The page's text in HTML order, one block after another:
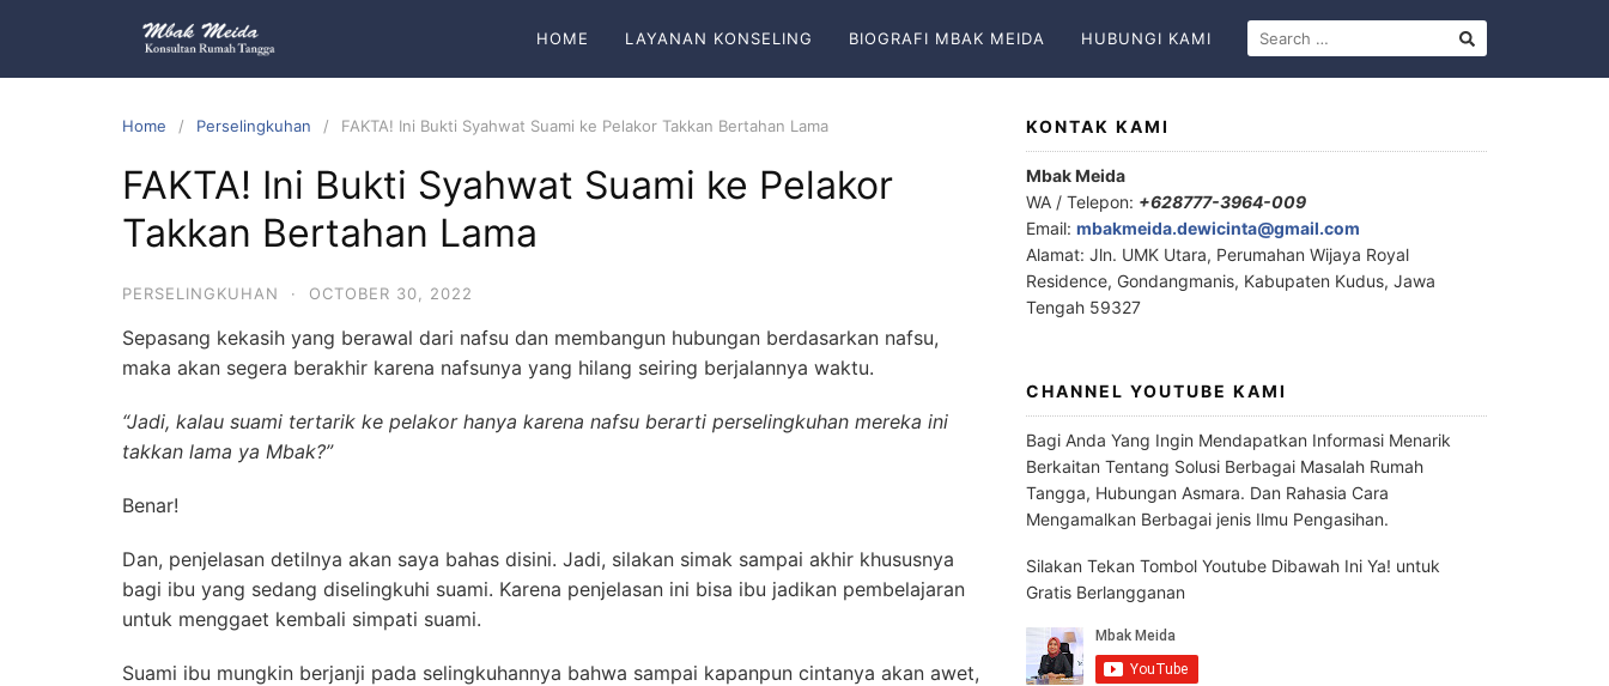
HOME LAYANAN KONSELING BIOGRAFI MBAK MEIDA HUBUNGI KAMI
Home Perselingkuhan FAKTA! Ini Bukti Syahwat Suami ke Pelakor Takkan Bertahan Lama
FAKTA! Ini Bukti Syahwat Suami ke Pelakor
Takkan Bertahan Lama
PERSELINGKUHAN · OCTOBER 30, 2022
Sepasang kekasih yang berawal dari nafsu dan membangun hubungan berdasarkan nafsu,
maka akan segera berakhir karena nafsunya yang hilang seiring berjalannya waktu.
“Jadi, kalau suami tertarik ke pelakor hanya karena nafsu berarti perselingkuhan mereka ini
takkan lama ya Mbak?”
Benar!
Dan, penjelasan detilnya akan saya bahas disini. Jadi, silakan simak sampai akhir khususnya
bagi ibu yang sedang diselingkuhi suami. Karena penjelasan ini bisa ibu jadikan pembelajaran
untuk menggaet kembali simpati suami.
Suami ibu mungkin berjanji pada selingkuhannya bahwa sampai kapanpun cintanya akan awet,
KONTAK KAMI
Mbak Meida
WA / Telepon: +628777-3964-009
Email: mbakmeida.dewicinta@gmail.com
Alamat: Jln. UMK Utara, Perumahan Wijaya Royal
Residence, Gondangmanis, Kabupaten Kudus, Jawa
Tengah 59327
CHANNEL YOUTUBE KAMI
Bagi Anda Yang Ingin Mendapatkan Informasi Menarik
Berkaitan Tentang Solusi Berbagai Masalah Rumah
Tangga, Hubungan Asmara. Dan Rahasia Cara
Mengamalkan Berbagai jenis Ilmu Pengasihan.
Silakan Tekan Tombol Youtube Dibawah Ini Ya! untuk
Gratis Berlangganan